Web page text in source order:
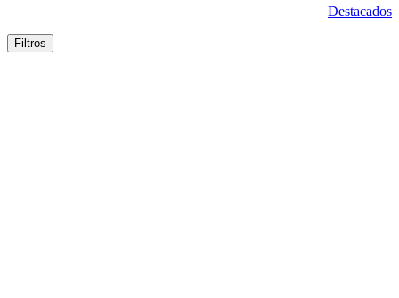
Destacados
Filtros